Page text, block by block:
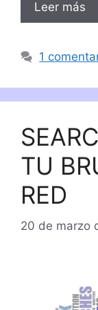
Leer más
1
TU
RED
20 de marzo